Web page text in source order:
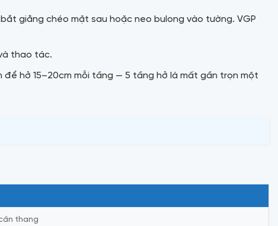
giằng chéo mặt sau hoặc neo bulong vào tường. VGP
thao tác.
hở 15–20cm mỗi tầng — 5 tầng hở là mất gần trọn một
thang